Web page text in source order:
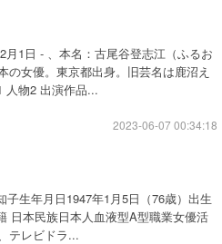
1日 - 、本名：古尾谷登志江（ふるお
女優。東京都出身。旧芸名は鹿沼え
人物2 出演作品...
2023-06-07 00:34:18
生年月日1947年1月5日（76歳）出生
日本民族日本人血液型A型職業女優活
テレビドラ...